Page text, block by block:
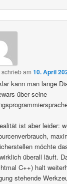
schriebam10. April
kann man lange
über seine
ist aber leider:
möchte
überall läuft.
C++) halt
stehende